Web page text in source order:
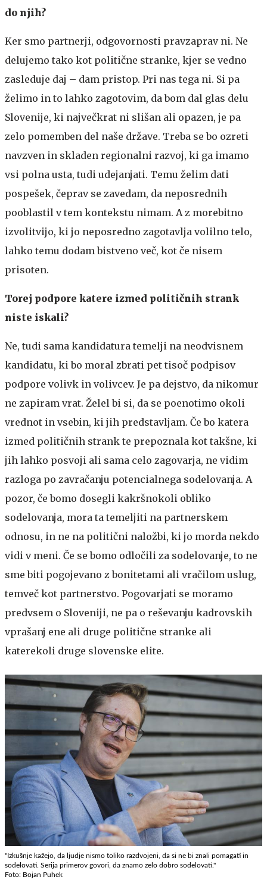
do njih?
Ker smo partnerji, odgovornosti pravzaprav ni. Ne
delujemo tako kot politične stranke, kjer se vedno
zasleduje daj – dam pristop. Pri nas tega ni. Si pa
želimo in to lahko zagotovim, da bom dal glas delu
Slovenije, ki največkrat ni slišan ali opazen, je pa
zelo pomemben del naše države. Treba se bo ozreti
navzven in skladen regionalni razvoj, ki ga imamo
vsi polna usta, tudi udejanjati. Temu želim dati
pospešek, čeprav se zavedam, da neposrednih
pooblastil v tem kontekstu nimam. A z morebitno
izvolitvijo, ki jo neposredno zagotavlja volilno telo,
lahko temu dodam bistveno več, kot če nisem
prisoten.
Torej podpore katere izmed političnih strank
niste iskali?
Ne, tudi sama kandidatura temelji na neodvisnem
kandidatu, ki bo moral zbrati pet tisoč podpisov
podpore volivk in volivcev. Je pa dejstvo, da nikomur
ne zapiram vrat. Želel bi si, da se poenotimo okoli
vrednot in vsebin, ki jih predstavljam. Če bo katera
izmed političnih strank te prepoznala kot takšne, ki
jih lahko posvoji ali sama celo zagovarja, ne vidim
razloga po zavračanju potencialnega sodelovanja. A
pozor, če bomo dosegli kakršnokoli obliko
sodelovanja, mora ta temeljiti na partnerskem
odnosu, in ne na politični naložbi, ki jo morda nekdo
vidi v meni. Če se bomo odločili za sodelovanje, to ne
sme biti pogojevano z bonitetami ali vračilom uslug,
temveč kot partnerstvo. Pogovarjati se moramo
predvsem o Sloveniji, ne pa o reševanju kadrovskih
vprašanj ene ali druge politične stranke ali
katerekoli druge slovenske elite.
"Izkušnje kažejo, da ljudje nismo toliko razdvojeni, da si ne bi znali pomagati in
sodelovati. Serija primerov govori, da znamo zelo dobro sodelovati."
Foto: Bojan Puhek